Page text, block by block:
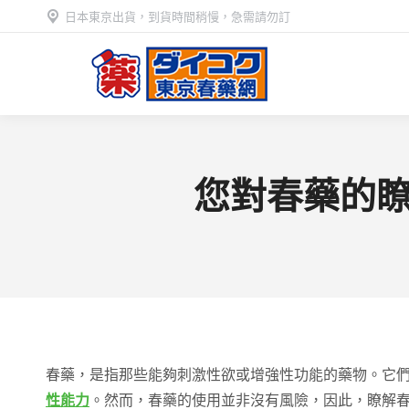
日本東京出貨，到貨時間稍慢，急需請勿訂
您對春藥的
春藥，是指那些能夠刺激性欲或增強性功能的藥物。它
性能力 。然而，春藥的使用並非沒有風險，因此，瞭